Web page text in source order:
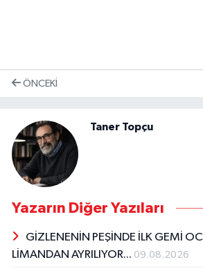
ÖNCEKI
Taner Topçu
Yazarın Diğer Yazıları
GİZLENENİN PEŞİNDE İLK GEMİ
LİMANDAN AYRILIYOR... 09.08.2026